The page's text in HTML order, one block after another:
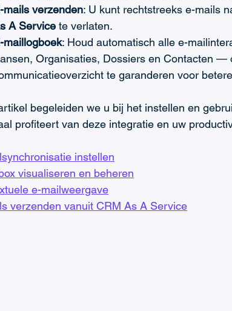
mails verzenden: U kunt rechtstreeks e-mails
A Service te verlaten.
maillogboek: Houd automatisch alle e-
Organisaties, Dossiers en Contacten —
te garanderen voor
begeleiden we u bij het instellen en
profiteert van deze integratie en uw
instellen
visualiseren en beheren
e-mailweergave
verzenden vanuit CRM As A Service